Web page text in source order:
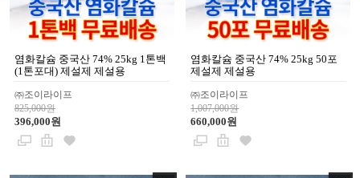
염화칼슘 중국산 74% 25kg 1톤백
(1톤포대) 제설제 제설용
㈜조이라이프
825,000원
396,000원
염화칼슘 중국산 74% 25kg 50포
제설제 제설용
㈜조이라이프
1,007,000원
660,000원